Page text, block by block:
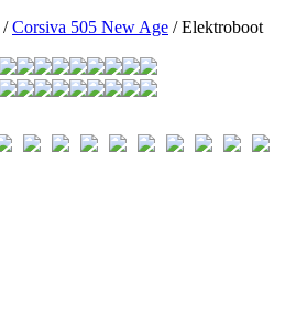
/Corsiva 505 New Age / Elektroboot